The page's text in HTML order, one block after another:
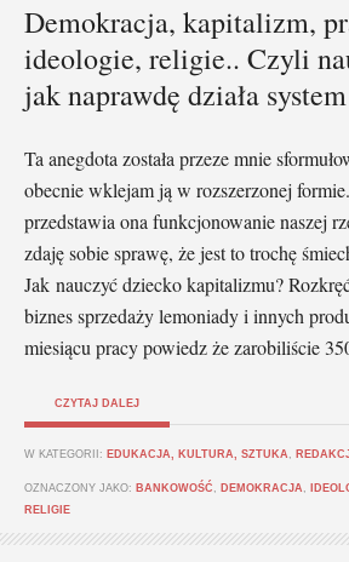
Demokracja, kapitalizm,
ideologie, religie.. Czyli
jak naprawdę działa system
Ta anegdota została przeze mnie
obecnie wklejam ją w rozszerzonej
przedstawia ona funkcjonowanie naszej
zdaję sobie sprawę, że jest to trochę
Jak nauczyć dziecko kapitalizmu?
biznes sprzedaży lemoniady i innych
miesiącu pracy powiedz że zarobiliście
CZYTAJ DALEJ
W KATEGORII: EDUKACJA, KULTURA, SZTUKA
OZNACZONY JAKO: BANKOWOŚĆ DEMOKRACJA
RELIGIE